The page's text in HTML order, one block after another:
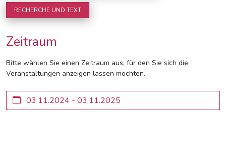
RECHERCHE UND TEXT
Zeitraum
Bitte wählen Sie einen Zeitraum aus, für den Sie sich die
Veranstaltungen anzeigen lassen möchten.